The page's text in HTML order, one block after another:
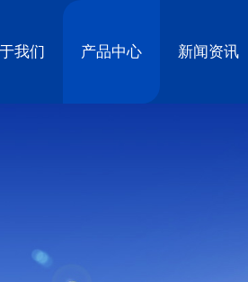
我们 产品中心 新闻资讯